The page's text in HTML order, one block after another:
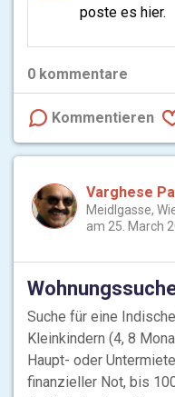
poste es hier.
0 kommentare
Kommentieren
Varghese
Meidlgasse,
am 25. March
Suche für eine
Kleinkindern (4, 8
Haupt- oder
finanzieller Not, bis